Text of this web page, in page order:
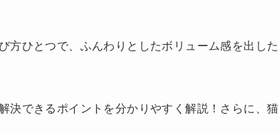
方ひとつで、ふんわりとしたボリューム感を出した
決できるポイントを分かりやすく解説！さらに、猫